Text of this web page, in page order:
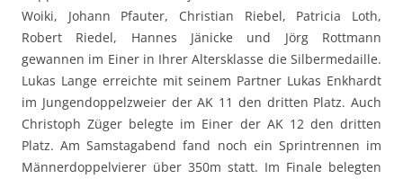
Woiki, Johann Pfauter, Christian Riebel, Patricia Loth,
Robert Riedel, Hannes Jänicke und Jörg Rottmann
gewannen im Einer in Ihrer Altersklasse die Silbermedaille.
Lukas Lange erreichte mit seinem Partner Lukas Enkhardt
im Jungendoppelzweier der AK 11 den dritten Platz. Auch
Christoph Züger belegte im Einer der AK 12 den dritten
Platz. Am Samstagabend fand noch ein Sprintrennen im
Männerdoppelvierer über 350m statt. Im Finale belegten